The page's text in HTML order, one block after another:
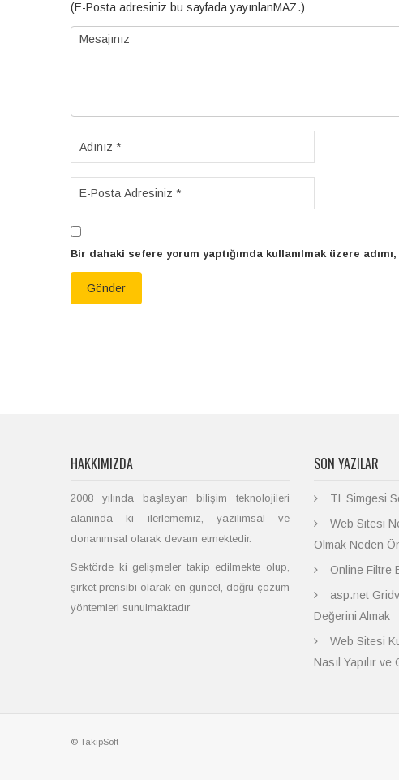
(E-Posta adresiniz bu sayfada yayınlanMAZ.)
Bir dahaki sefere yorum yaptığımda kullanılmak üzere
HAKKIMIZDA
2008 yılında başlayan bilişim teknolojileri
alanında ki ilerlememiz, yazılımsal ve
donanımsal olarak devam etmektedir.
Sektörde ki gelişmeler takip edilmekte olup,
şirket prensibi olarak en güncel, doğru çözüm
yöntemleri sunulmaktadır
SON YAZILAR
TL Simgesi
Web Sitesi
Olmak Neden
Online Filtre
asp.net
Değerini Almak
Web Sitesi
Nasıl Yapılır ve
© TakipSoft